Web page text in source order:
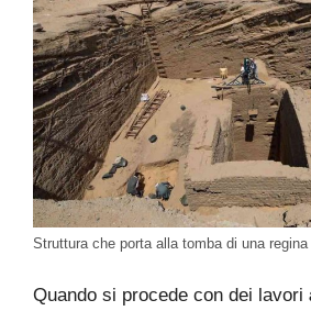
Struttura che porta alla tomba di una
Quando si procede con dei lavori